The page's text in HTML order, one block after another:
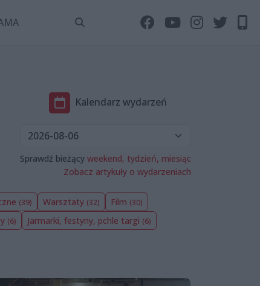
Kalendarz wydarzeń
Sprawdź bieżący weekend, tydzień, miesiąc
Zobacz artykuły o wydarzeniach
(39) Warsztaty (32) Film (30)
(6) Jarmarki, festyny, pchle targi (6)